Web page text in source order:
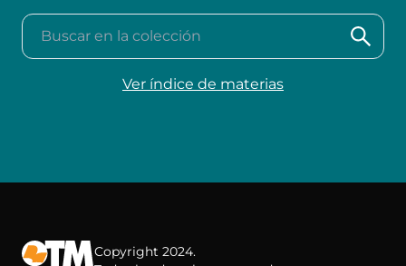
Buscar en la colección
Ver índice de materias
Copyright 2024.